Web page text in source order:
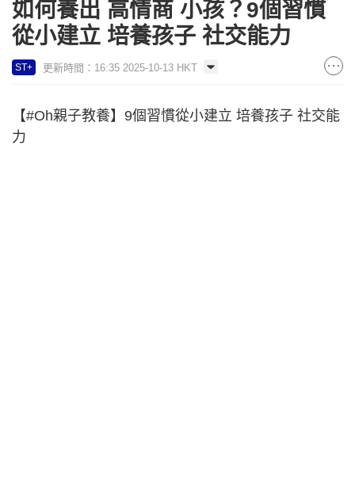
如何養出 高情商 小孩？9個習慣
從小建立 培養孩子 社交能力
ST+ 更新時間：16:35 2025-10-13 HKT
【#Oh親子教養】9個習慣從小建立 培養孩子 社交能
力